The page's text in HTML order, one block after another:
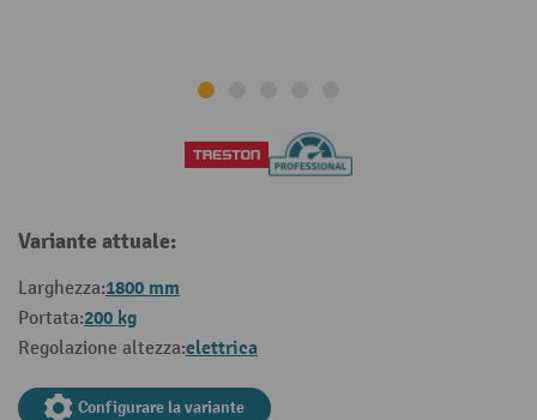
Variante attuale:
Larghezza:1800 mm
Portata:200 kg
Regolazione altezza:elettrica
Configurare la variante